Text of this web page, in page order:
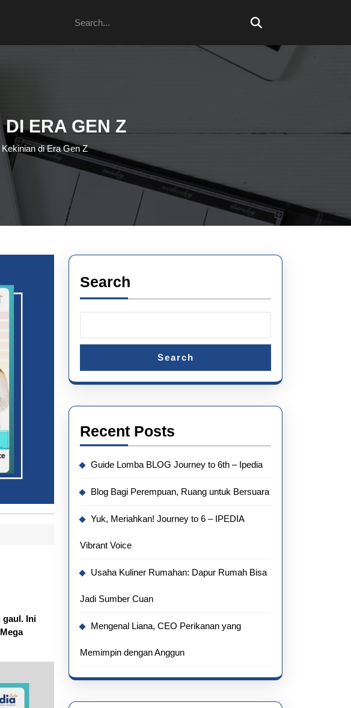
for:
ERA GEN Z
di Era Gen Z
gaul. Ini
Search
Search
Recent Posts
Guide Lomba BLOG Journey to 6th – Ipedia
Blog Bagi Perempuan, Ruang untuk Bersuara
Yuk, Meriahkan! Journey to 6 – IPEDIA
Vibrant Voice
Usaha Kuliner Rumahan: Dapur Rumah Bisa
Jadi Sumber Cuan
Mengenal Liana, CEO Perikanan yang
Memimpin dengan Anggun